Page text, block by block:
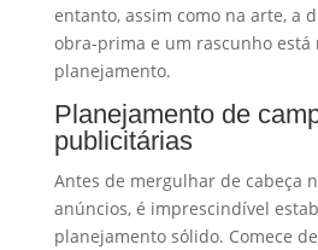
entanto, assim como na arte, a
obra-prima e um rascunho está
planejamento.
Planejamento de
publicitárias
Antes de mergulhar de cabeça
anúncios, é imprescindível
planejamento sólido. Comece